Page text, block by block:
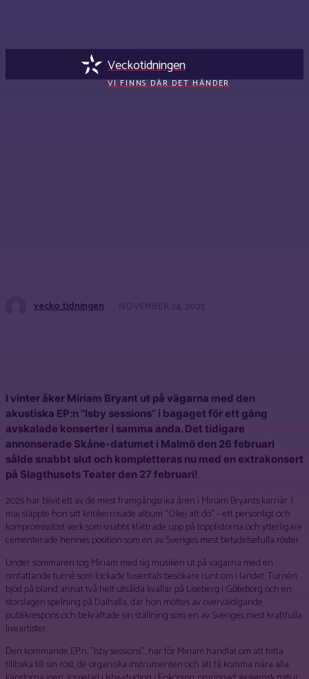
Veckotidningen
VI FINNS DÄR DET HÄNDER
vecko tidningen
I vinter åker Miriam Bryant ut på vägarna med den
akustiska EP:n ”Isby sessions” i bagaget för ett gäng
avskalade konserter i samma anda. Det tidigare
annonserade Skåne-datumet i Malmö den 26 februari
sålde snabbt slut och kompletteras nu med en extrakonsert
på Slagthusets Teater den 27 februari!
2025 har blivit ett av de mest framgångsrika åren i Miriam Bryants karriär. I
maj släppte hon sitt kritikerrosade album ”Okej att dö” – ett personligt och
kompromisslöst verk som snabbt klättrade upp på topplistorna och ytterligare
cementerade hennes position som en av Sveriges mest betydelsefulla röster.
Under sommaren tog Miriam med sig musiken ut på vägarna med en
omfattande turné som lockade tusentals besökare runt om i landet. Turnén
bjöd på bland annat två helt utsålda kvällar på Liseberg i Göteborg och en
storslagen spelning på Dalhalla, där hon möttes av överväldigande
publikrespons och bekräftade sin ställning som en av Sveriges mest kraftfulla
liveartister.
Den kommande EP:n, ”Isby sessions”, har för Miriam handlat om att hitta
tillbaka till sin röst, de organiska instrumenten och att få komma nära alla